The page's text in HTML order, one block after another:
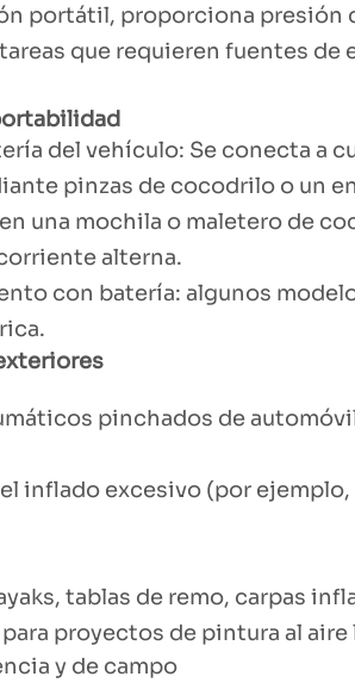
portátil, proporciona presión
que requieren fuentes
del vehículo: Se conecta a
pinzas de cocodrilo o un
una mochila o maletero de
alterna.
con batería: algunos
pinchados de
inflado excesivo (por
tablas de remo, carpas
proyectos de pintura al aire
y de campo